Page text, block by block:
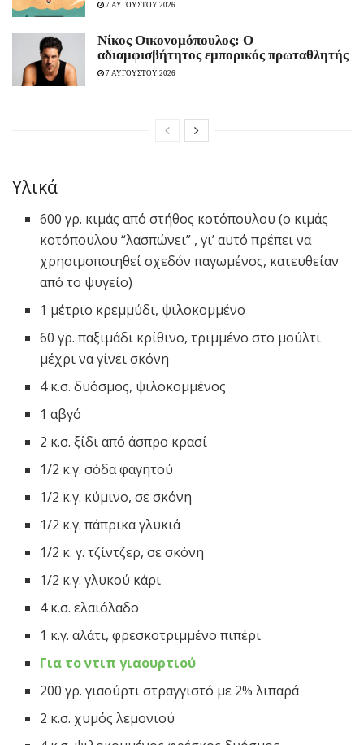
7 ΑΥΓΟΥΣΤΟΥ 2026
Νίκος Οικονομόπουλος: Ο
αδιαμφισβήτητος εμπορικός πρωταθλητής
7 ΑΥΓΟΥΣΤΟΥ 2026
Υλικά
600 γρ. κιμάς από στήθος κοτόπουλου (ο κιμάς
κοτόπουλου “λασπώνει” , γι’ αυτό πρέπει να
χρησιμοποιηθεί σχεδόν παγωμένος, κατευθείαν
από το ψυγείο)
1 μέτριο κρεμμύδι, ψιλοκομμένο
60 γρ. παξιμάδι κρίθινο, τριμμένο στο μούλτι
μέχρι να γίνει σκόνη
4 κ.σ. δυόσμος, ψιλοκομμένος
1 αβγό
2 κ.σ. ξίδι από άσπρο κρασί
1/2 κ.γ. σόδα φαγητού
1/2 κ.γ. κύμινο, σε σκόνη
1/2 κ.γ. πάπρικα γλυκιά
1/2 κ. γ. τζίντζερ, σε σκόνη
1/2 κ.γ. γλυκού κάρι
4 κ.σ. ελαιόλαδο
1 κ.γ. αλάτι, φρεσκοτριμμένο πιπέρι
Για το ντιπ γιαουρτιού
200 γρ. γιαούρτι στραγγιστό με 2% λιπαρά
2 κ.σ. χυμός λεμονιού